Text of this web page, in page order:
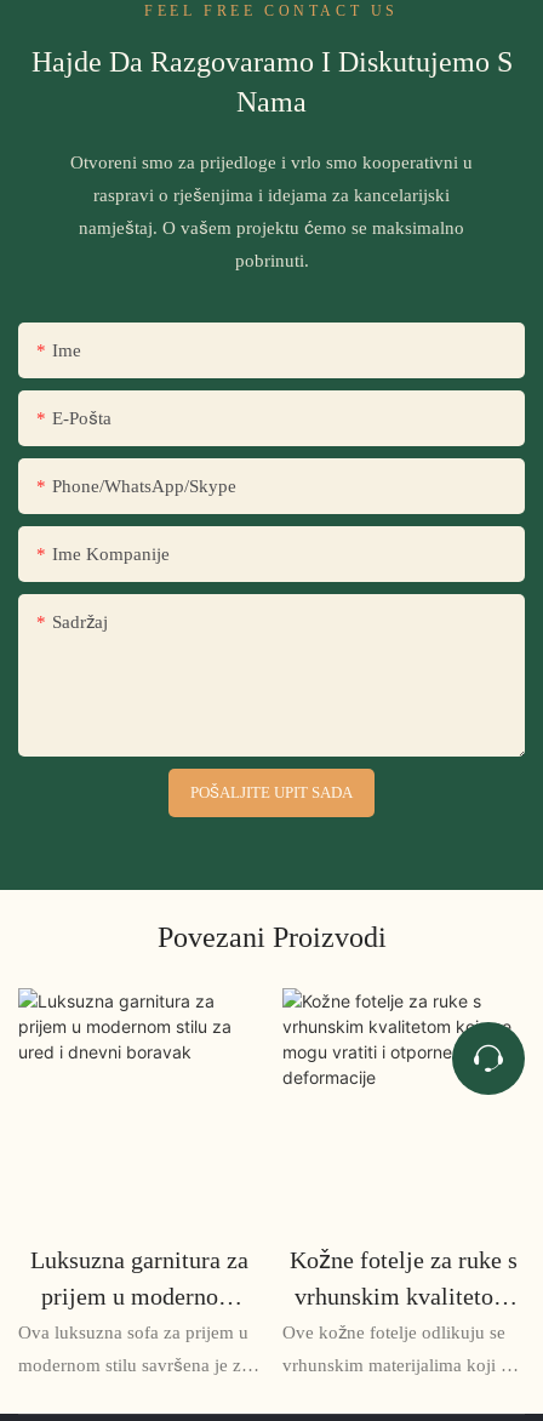
FEEL FREE CONTACT US
Hajde Da Razgovaramo I Diskutujemo S
Nama
Otvoreni smo za prijedloge i vrlo smo kooperativni u
raspravi o rješenjima i idejama za kancelarijski
namještaj. O vašem projektu ćemo se maksimalno
pobrinuti.
Ime
E-Pošta
Phone/WhatsApp/Skype
Ime Kompanije
Sadržaj
POŠALJITE UPIT SADA
Povezani Proizvodi
Luksuzna garnitura za
prijem u modernom
stilu za ured i dnevni
boravak
Ova luksuzna sofa za prijem u
modernom stilu savršena je za
Kožne fotelje za ruke s
vrhunskim kvalitetom
koje se mogu vratiti i
otporne na deformacije
Ove kožne fotelje odlikuju se
vrhunskim materijalima koji se